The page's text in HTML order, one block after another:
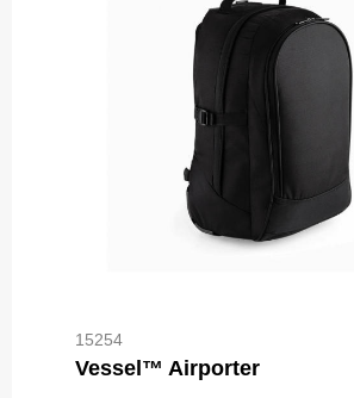
15254
Vessel™ Airporter